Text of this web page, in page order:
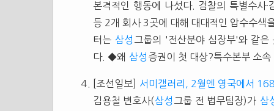
본격적인 행동에 나섰다. 검찰의 특별수사
등 2개 회사 3곳에 대해 대대적인 압수수색
터는 삼성 그룹의 '전산분야 심장부'와 같은
다. ◆왜 삼성 증권이 첫 대상?특수본부 소
[조선일보]
서미갤러리, 2월엔 영국에서
김용철 변호사(삼성 그룹 전 법무팀장)가 삼